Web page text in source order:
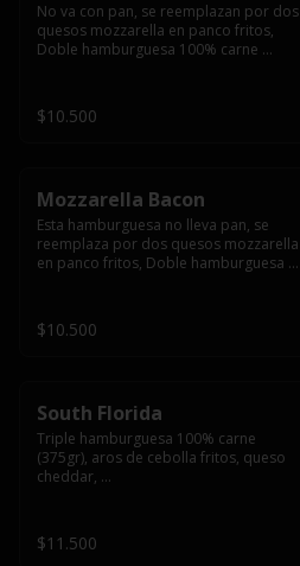
No va con pan, se reemplazan por dos
quesos mozzarella en panco fritos,
Doble hamburguesa 100% carne
$10.500
Mozzarella Bacon
Esta hamburguesa no lleva pan, se
reemplaza por dos quesos mozzarella
en panco fritos, Doble hamburguesa
salsa BBQ acompañado de papas
fritas.
$10.500
South Florida
Triple hamburguesa 100% carne
(375gr), aros de cebolla fritos, queso
cheddar,
$11.500